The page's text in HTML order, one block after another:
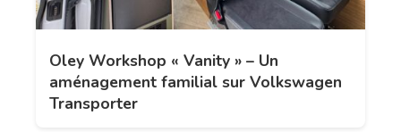
Oley Workshop « Vanity » – Un
aménagement familial sur Volkswagen
Transporter